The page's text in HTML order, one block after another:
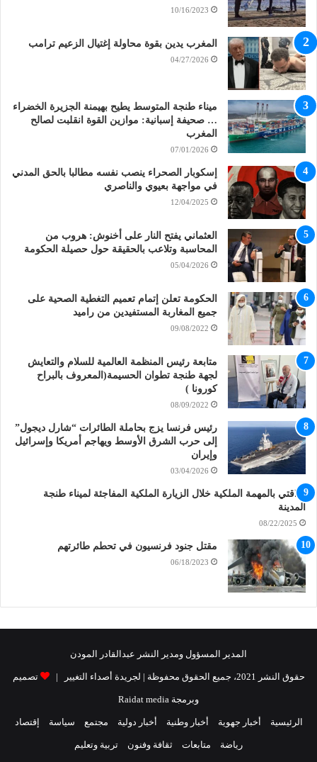
10/16/2023
المغرب يدين بقوة محاولة إغتيال الزعيم ترامب
04/27/2026
ميناء طنجة المتوسط يطيح بهيمنة الجزيرة الخضراء
… صحيفة إسبانية: موازين القوة انقلبت لصالح
المغرب
07/01/2026
إسكوبار الصحراء ينصب نفسه مطالبا بالحق المدني
في مواجهة بعيوي والناصري
12/04/2025
العثماني يفتح النار على أخنوش: هروب من
المحاسبة وتلاعب بالحقيقة حول حصيلة الحكومة
05/04/2026
الحكومة تعلن إتمام تعميم التغطية الصحية على
جميع المغاربة المستفيدين من راميد
09/08/2022
متابعة رئيس المنظمة العالمية للسلام والتعايش
لجهة طنجة تطوان الحسيمة(المعروف بالبراح
كورونا )
08/09/2022
رئيس فرنسا يزج بحاملة الطائرات “شارل ديجول”
إلى حرب الشرق الأوسط ويهاجم أمريكا وإسرائيل
وإيران
03/04/2026
علاقتي بالمهمة الملكية خلال الزيارة الملكية المفاجئة لميناء طنجة
المدينة
08/22/2025
مقتل جنود فرنسيون في تحطم طائرتهم
06/18/2023
المدير المسؤول ومدير النشر عبدالقادر المودن
حقوق النشر 2021، جميع الحقوق محفوظة | لجريدة أصداء التغيير | تصميم
وبرمجة Raidat media
الرئيسية أخبار جهوية أخبار وطنية أخبار دولية مجتمع سياسة إقتصاد
رياضة متابعات ثقافة وفنون تربية وتعليم